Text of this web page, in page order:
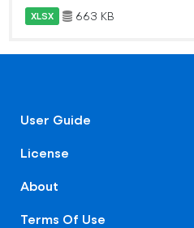
XLSX 663 KB
User Guide
License
About
Terms Of Use